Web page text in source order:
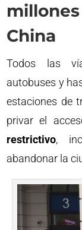
China
Todos las
autobuses y
estaciones de
privar el
restrictivo,
abandonar la